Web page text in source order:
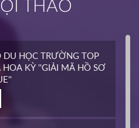
STATE UNIVERSITY,
THẢO
DU HỌC TRƯỜNG TOP
HOA KỲ ''GIẢI MÃ HỒ SƠ